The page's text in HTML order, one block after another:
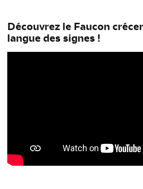
Découvrez le Faucon
langue des signes !